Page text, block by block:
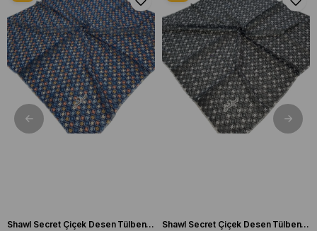
Shawl Secret Çiçek Desen Tülbent Lacivert 54985
Shawl Secret Çiçek Desen Tülbent Siyah 54984